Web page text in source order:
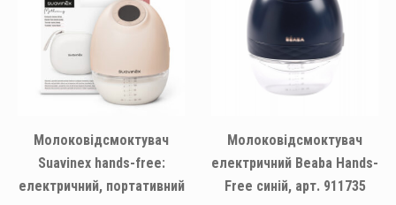
Молоковідсмоктувач
Suavinex hands-free:
електричний, портативний
Молоковідсмоктувач
електричний Beaba Hands-
Free синій, арт. 911735